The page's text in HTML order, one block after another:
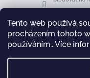
Tento web používá
procházením tohoto
používáním.. Více
Facebook